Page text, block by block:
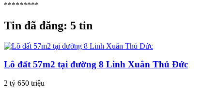
*********
Tin đã đăng: 5 tin
Lô đất 57m2 tại đường 8 Linh Xuân Thủ Đức
2 tỷ 650 triệu